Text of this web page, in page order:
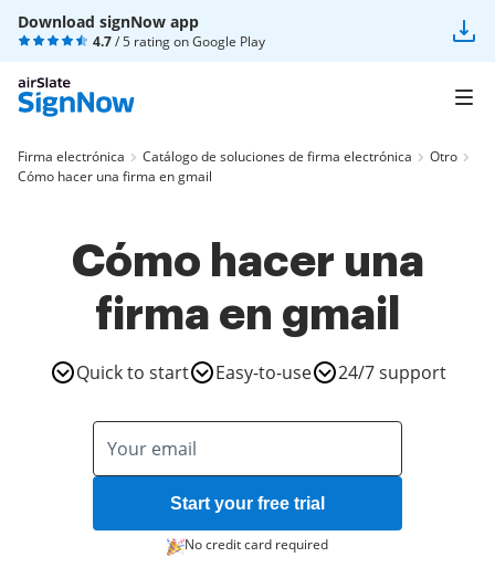
Download signNow app
4.7/ 5 rating onGoogle Play
Firma electrónica Catálogo de soluciones de firma electrónica
Otro
Cómo hacer una firma en gmail
Cómo hacer una
firma en gmail
Quick to start Easy-to-use 24/7 support
Start your free trial
No credit card required